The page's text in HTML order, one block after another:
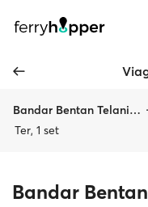
Bandar Bentan Telani, Bintan
Ter, 1 set
Bandar